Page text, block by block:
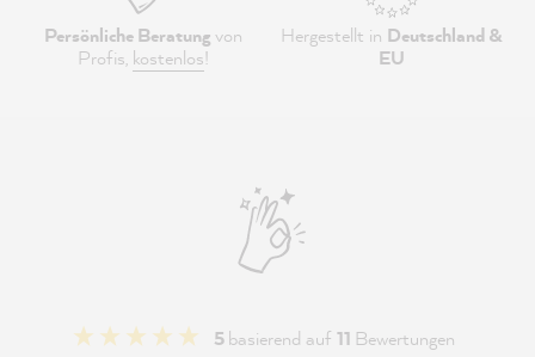
Persönliche Beratungvon
Profis, kostenlos!
Hergestellt in Deutschland &
EU
5basierend auf 11 Bewertungen